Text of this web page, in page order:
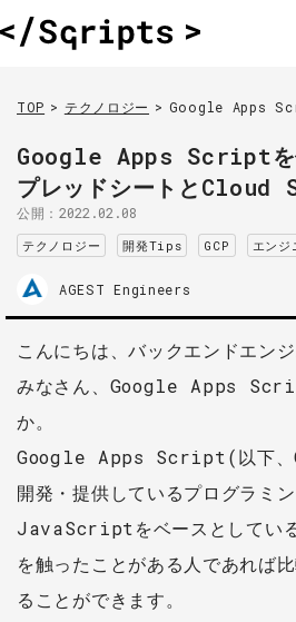
TOP テクノロジー Google Apps
Google Apps Scriptを
プレッドシートとCloud
公開：2022.02.08
テクノロジー 開発Tips GCP エンジ
AGEST Engineers
こんにちは、バックエンドエン
みなさん、Google Apps
か。
Google Apps Script(以下、
開発・提供しているプログラミン
JavaScriptをベースとして
を触ったことがある人であれば
ることができます。